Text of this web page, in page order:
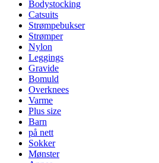
Bodystocking
Catsuits
Strømpebukser
Strømper
Nylon
Leggings
Gravide
Bomuld
Overknees
Varme
Plus size
Barn
på nett
Sokker
Mønster